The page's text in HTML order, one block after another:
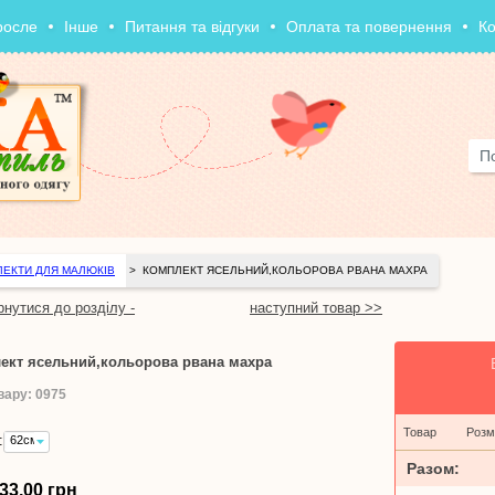
Інше Питання та відгуки Оплата та повернення
ДЛЯ МАЛЮКІВ > КОМПЛЕКТ ЯСЕЛЬНИЙ,КОЛЬОРОВА РВАНА МАХРА
до розділу - наступний товар >>
ясельний,кольорова рвана махра
0975
62см
-
грн
грн
Товар
Разом: